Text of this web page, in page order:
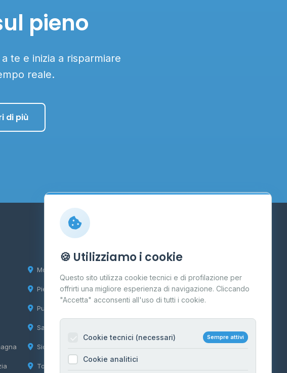
pieno
te e inizia a risparmiare
reale.
di più
Molise
Piemonte
Puglia
Sardegna
Sicilia
Toscana
Contatti
Per gestori
Informazioni legali
Privacy Policy
🍪 Utilizziamo i cookie
Questo sito utilizza cookie tecnici e di profilazione per
offrirti una migliore esperienza di navigazione. Cliccando
"Accetta" acconsenti all'uso di tutti i cookie.
Cookie tecnici (necessari) Sempre attivi
Cookie analitici